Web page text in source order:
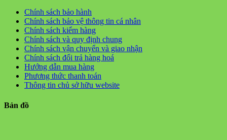
Chính sách bảo hành
Chính sách bảo vệ thông tin cá nhân
Chính sách kiểm hàng
Chính sách và quy định chung
Chính sách vận chuyển và giao nhận
Chính sách đổi trả hàng hoá
Hướng dẫn mua hàng
Phương thức thanh toán
Thông tin chủ sở hữu website
Bản đồ